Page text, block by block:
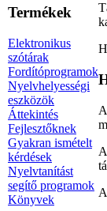
Termékek
Elektronikus
szótárak
Fordítóprogramok
Nyelvhelyességi
eszközök
Áttekintés
Fejlesztőknek
Gyakran ismételt
kérdések
Nyelvtanítást
segítő programok
Könyvek